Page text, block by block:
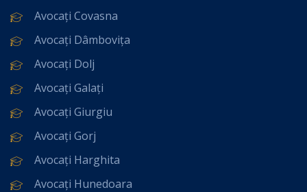
Avocați Covasna
Avocați Dâmbovița
Avocați Dolj
Avocați Galați
Avocați Giurgiu
Avocați Gorj
Avocați Harghita
Avocați Hunedoara